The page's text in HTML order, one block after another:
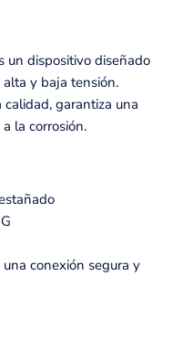
un dispositivo diseñado
alta y baja tensión.
garantiza una
la corrosión.
conexión segura y